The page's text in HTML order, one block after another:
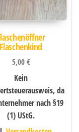
Flaschenkind
5,00€
Kein
da
nach §19
(1) UStG.